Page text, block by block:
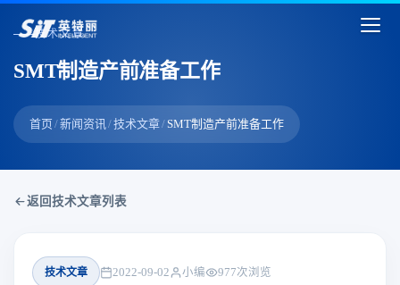
技术文章
SMT制造产前准备工作
首页 /新闻资讯 /技术文章/SMT制造产前准备工作
返回技术文章列表
技术文章 2022-09-02 小编 977次浏览